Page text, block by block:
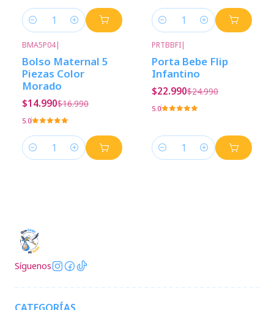
Cantidad Cantidad
BMA5P04|
Bolso Maternal 5
Piezas Color
Morado
$14.990$16.990
5.0
Cantidad
PRTBBFI|
Porta Bebe Flip
Infantino
$22.990$24.990
5.0
Cantidad
Síguenos